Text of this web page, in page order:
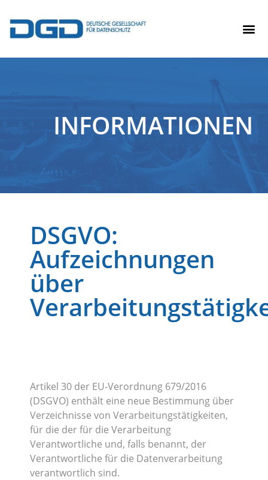
INFORMATIONEN
DSGVO:
Aufzeichnungen
über
Artikel 30 der EU-Verordnung 679/2016
(DSGVO) enthält eine neue Bestimmung über
Verzeichnisse von Verarbeitungstätigkeiten,
für die der für die Verarbeitung
Verantwortliche und, falls benannt, der
Verantwortliche für die Datenverarbeitung
verantwortlich sind.